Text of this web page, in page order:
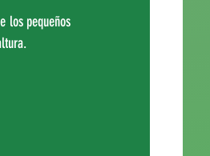
los pequeños